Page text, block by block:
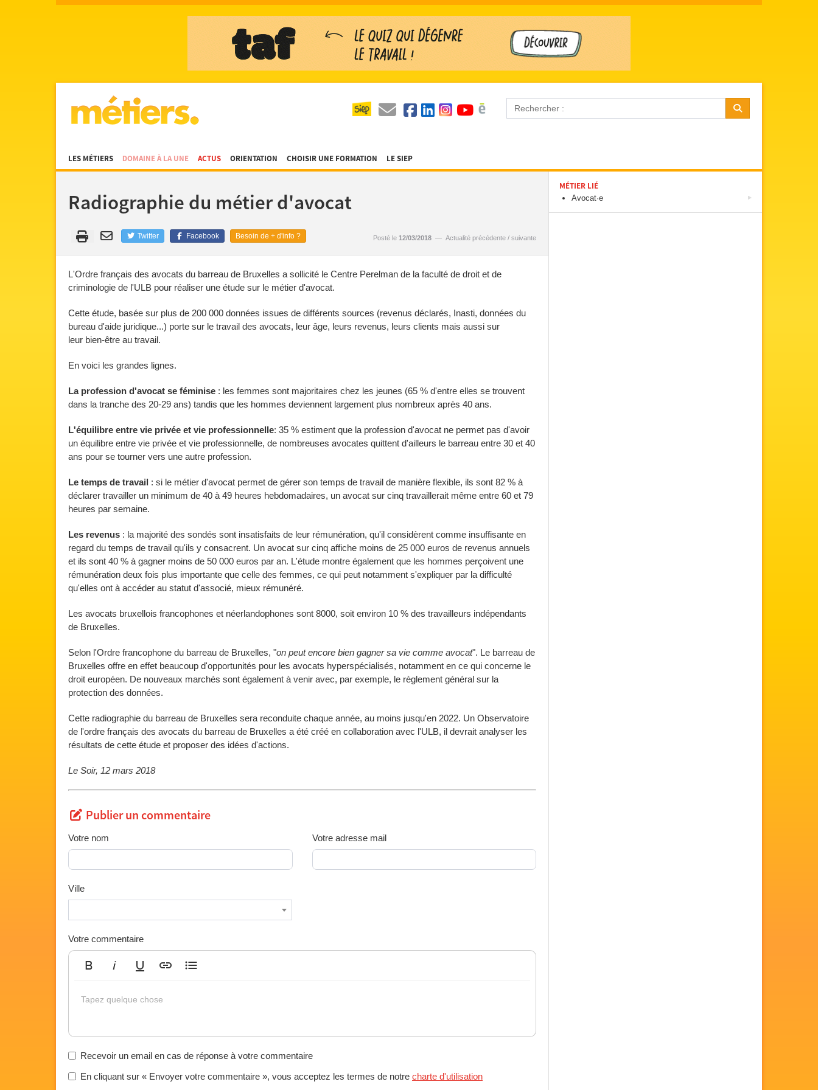
LES MÉTIERS DOMAINE À LA UNE ACTUS ORIENTATION CHOISIR UNE FORMATION LE SIEP
Radiographie du métier d'avocat
Twitter Facebook Besoin de + d'info ? Posté le 12/03/2018 — Actualité précédente / suivante
L'Ordre français des avocats du barreau de Bruxelles a sollicité le Centre Perelman de la faculté de droit et de
criminologie de l'ULB pour réaliser une étude sur le métier d'avocat.
Cette étude, basée sur plus de 200 000 données issues de différents sources (revenus déclarés, Inasti, données du
bureau d'aide juridique...) porte sur le travail des avocats, leur âge, leurs revenus, leurs clients mais aussi sur
leur bien-être au travail.
En voici les grandes lignes.
La profession d'avocat se féminise : les femmes sont majoritaires chez les jeunes (65 % d'entre elles se trouvent
dans la tranche des 20-29 ans) tandis que les hommes deviennent largement plus nombreux après 40 ans.
L'équilibre entre vie privée et vie professionnelle: 35 % estiment que la profession d'avocat ne permet pas d'avoir
un équilibre entre vie privée et vie professionnelle, de nombreuses avocates quittent d'ailleurs le barreau entre 30 et 40
ans pour se tourner vers une autre profession.
Le temps de travail : si le métier d'avocat permet de gérer son temps de travail de manière flexible, ils sont 82 % à
déclarer travailler un minimum de 40 à 49 heures hebdomadaires, un avocat sur cinq travaillerait même entre 60 et 79
heures par semaine.
Les revenus : la majorité des sondés sont insatisfaits de leur rémunération, qu'il considèrent comme insuffisante en
regard du temps de travail qu'ils y consacrent. Un avocat sur cinq affiche moins de 25 000 euros de revenus annuels
et ils sont 40 % à gagner moins de 50 000 euros par an. L'étude montre également que les hommes perçoivent une
rémunération deux fois plus importante que celle des femmes, ce qui peut notamment s'expliquer par la difficulté
qu'elles ont à accéder au statut d'associé, mieux rémunéré.
Les avocats bruxellois francophones et néerlandophones sont 8000, soit environ 10 % des travailleurs indépendants
de Bruxelles.
Selon l'Ordre francophone du barreau de Bruxelles, "on peut encore bien gagner sa vie comme avocat". Le barreau de
Bruxelles offre en effet beaucoup d'opportunités pour les avocats hyperspécialisés, notamment en ce qui concerne le
droit européen. De nouveaux marchés sont également à venir avec, par exemple, le règlement général sur la
protection des données.
Cette radiographie du barreau de Bruxelles sera reconduite chaque année, au moins jusqu'en 2022. Un Observatoire
de l'ordre français des avocats du barreau de Bruxelles a été créé en collaboration avec l'ULB, il devrait analyser les
résultats de cette étude et proposer des idées d'actions.
Le Soir, 12 mars 2018
Publier un commentaire
Votre nom Votre adresse mail
Ville
Votre commentaire
Tapez quelque chose
Recevoir un email en cas de réponse à votre commentaire
En cliquant sur « Envoyer votre commentaire », vous acceptez les termes de notre charte d'utilisation
MÉTIER LIÉ
Avocat·e